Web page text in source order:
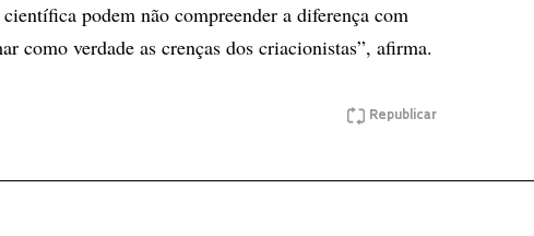
podem não compreender a diferença com
como verdade as crenças dos criacionistas”, afirma.
Republicar